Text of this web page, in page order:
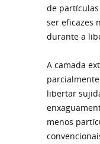
de
ser eficazes
durante a
A camada
libertar
menos